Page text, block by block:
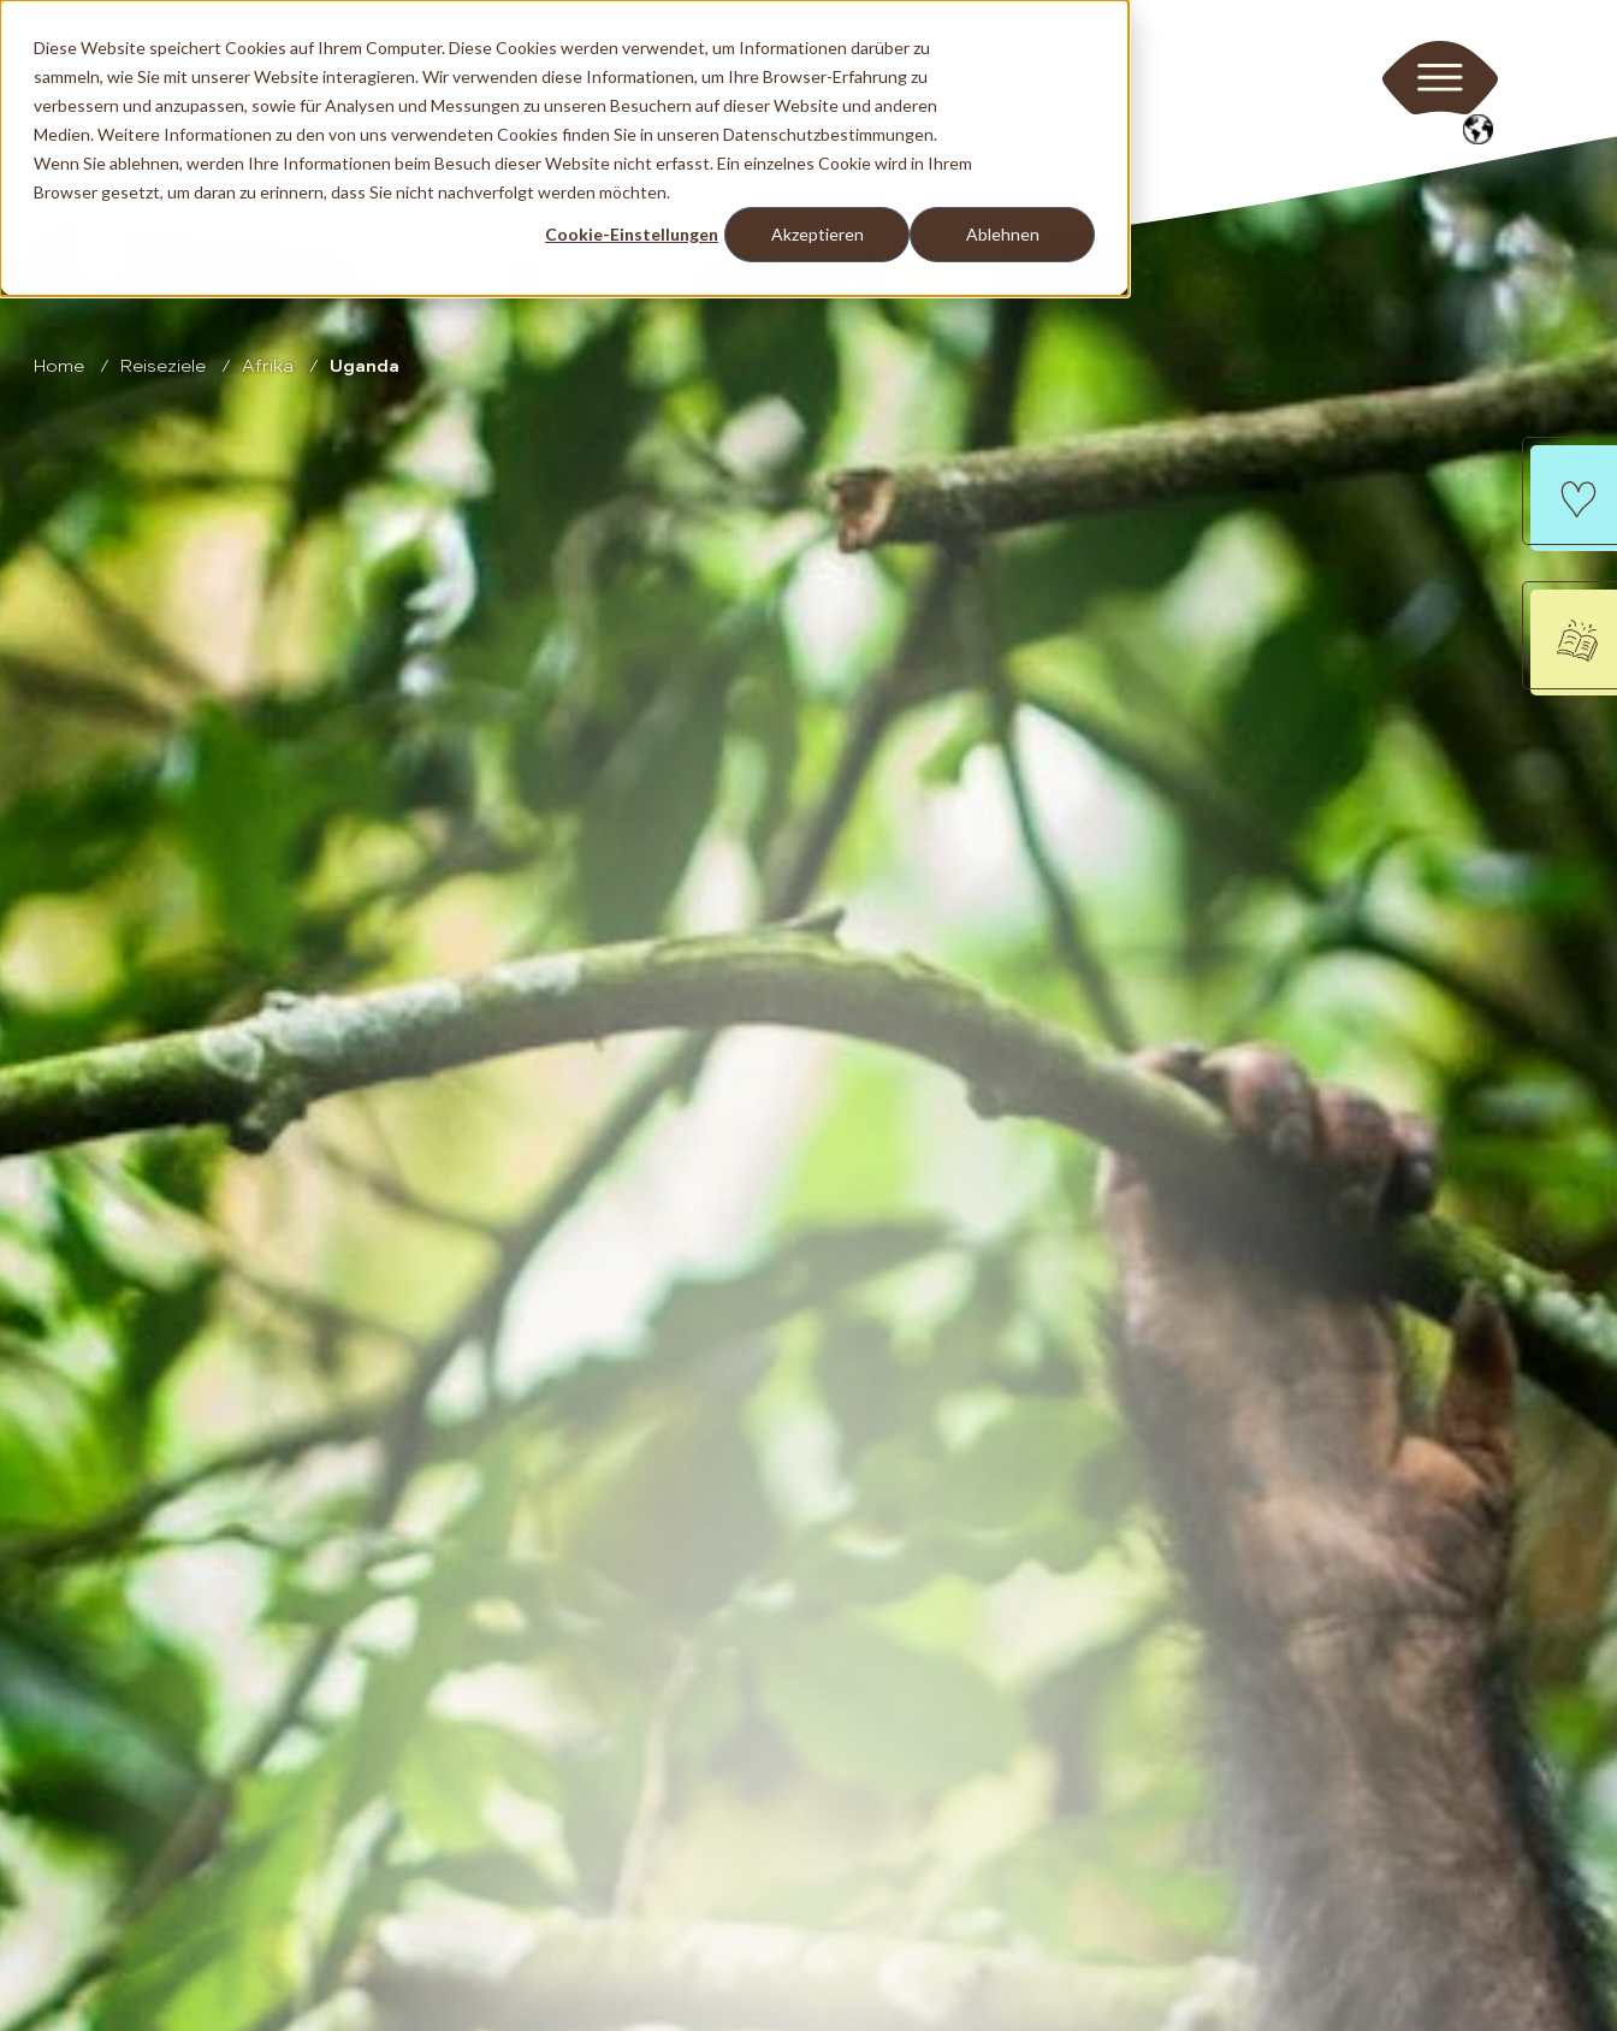
Diese Website speichert Cookies auf Ihrem Computer. Diese Cookies werden verwendet, um Informationen darüber zu
sammeln, wie Sie mit unserer Website interagieren. Wir verwenden diese Informationen, um Ihre Browser-Erfahrung zu
verbessern und anzupassen, sowie für Analysen und Messungen zu unseren Besuchern auf dieser Website und anderen
Medien. Weitere Informationen zu den von uns verwendeten Cookies finden Sie in unseren Datenschutzbestimmungen.
Wenn Sie ablehnen, werden Ihre Informationen beim Besuch dieser Website nicht erfasst. Ein einzelnes Cookie wird in Ihrem
Browser gesetzt, um daran zu erinnern, dass Sie nicht nachverfolgt werden möchten.
Cookie-Einstellungen Akzeptieren Ablehnen
Home Reiseziele Afrika Uganda